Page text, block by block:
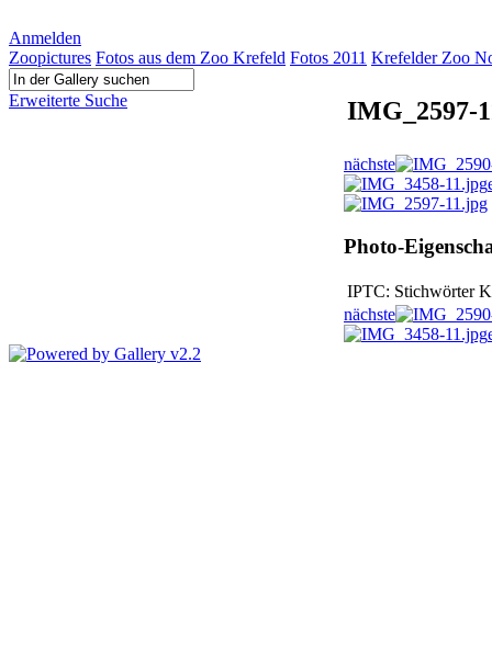
Anmelden
Zoopictures Fotos aus dem Zoo Krefeld Fotos 2011 Krefelder Zoo
Erweiterte Suche IMG_2597-
nächste
Photo-
IPTC: Stichwörter
nächste